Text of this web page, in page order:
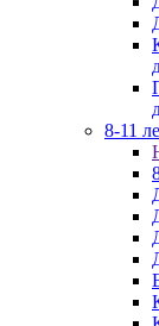
8-11